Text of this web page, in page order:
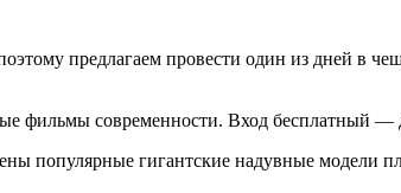
предлагаем провести один из дней в
фильмы современности. Вход бесплатный —
популярные гигантские надувные модели